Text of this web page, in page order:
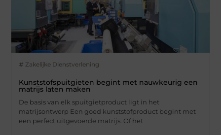
Zakelijke Dienstverlening
Kunststofspuitgieten begint met nauwkeurig een
matrijs laten maken
De basis van elk spuitgietproduct ligt in het
matrijsontwerp Een goed kunststofproduct begint met
een perfect uitgevoerde matrijs. Of het